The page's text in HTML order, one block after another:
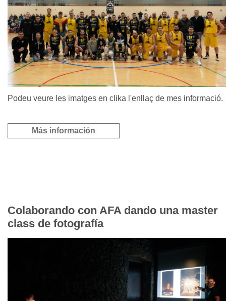
Podeu veure les imatges en clika l'enllaç de mes informació.
Más información
Colaborando con AFA dando una master
class de fotografía